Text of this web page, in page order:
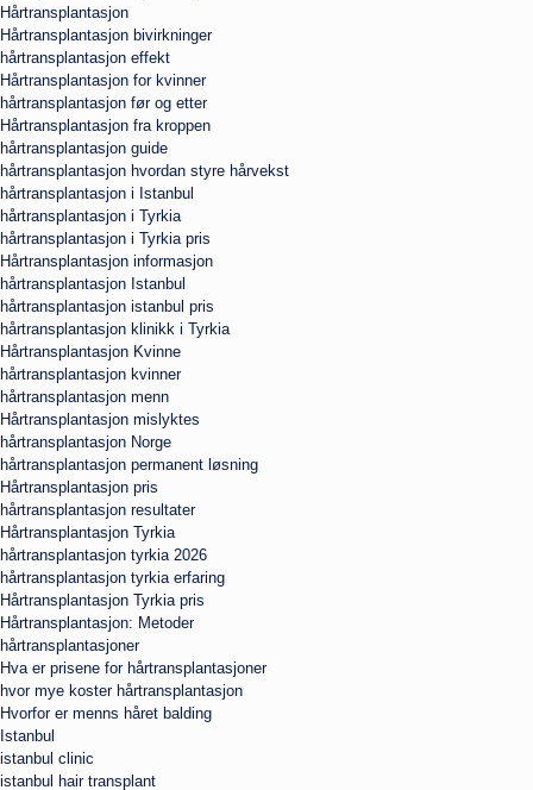
Hårtransplantasjon
Hårtransplantasjon bivirkninger
hårtransplantasjon effekt
Hårtransplantasjon for kvinner
hårtransplantasjon før og etter
Hårtransplantasjon fra kroppen
hårtransplantasjon guide
hårtransplantasjon hvordan styre hårvekst
hårtransplantasjon i Istanbul
hårtransplantasjon i Tyrkia
hårtransplantasjon i Tyrkia pris
Hårtransplantasjon informasjon
hårtransplantasjon Istanbul
hårtransplantasjon istanbul pris
hårtransplantasjon klinikk i Tyrkia
Hårtransplantasjon Kvinne
hårtransplantasjon kvinner
hårtransplantasjon menn
Hårtransplantasjon mislyktes
hårtransplantasjon Norge
hårtransplantasjon permanent løsning
Hårtransplantasjon pris
hårtransplantasjon resultater
Hårtransplantasjon Tyrkia
hårtransplantasjon tyrkia 2026
hårtransplantasjon tyrkia erfaring
Hårtransplantasjon Tyrkia pris
Hårtransplantasjon: Metoder
hårtransplantasjoner
Hva er prisene for hårtransplantasjoner
hvor mye koster hårtransplantasjon
Hvorfor er menns håret balding
Istanbul
istanbul clinic
istanbul hair transplant